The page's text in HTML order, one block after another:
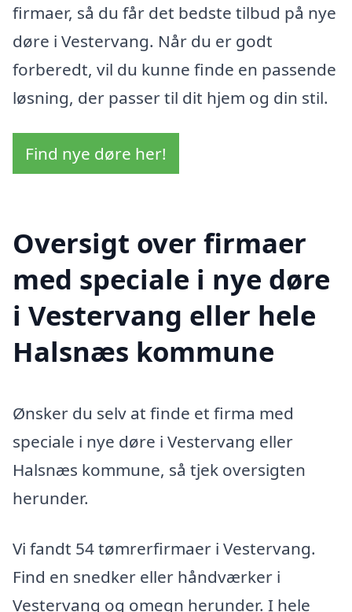
firmaer, så du får det bedste tilbud på nye
døre i Vestervang. Når du er godt
forberedt, vil du kunne finde en passende
løsning, der passer til dit hjem og din stil.
Find nye døre her!
Oversigt over firmaer
med speciale i nye døre
i Vestervang eller hele
Halsnæs kommune
Ønsker du selv at finde et firma med
speciale i nye døre i Vestervang eller
Halsnæs kommune, så tjek oversigten
herunder.
Vi fandt 54 tømrerfirmaer i Vestervang.
Find en snedker eller håndværker i
Vestervang og omegn herunder. I hele